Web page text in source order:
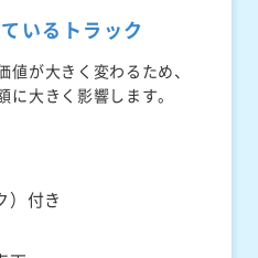
いるトラック
値が大きく変わるため、
大きく影響します。
）付き